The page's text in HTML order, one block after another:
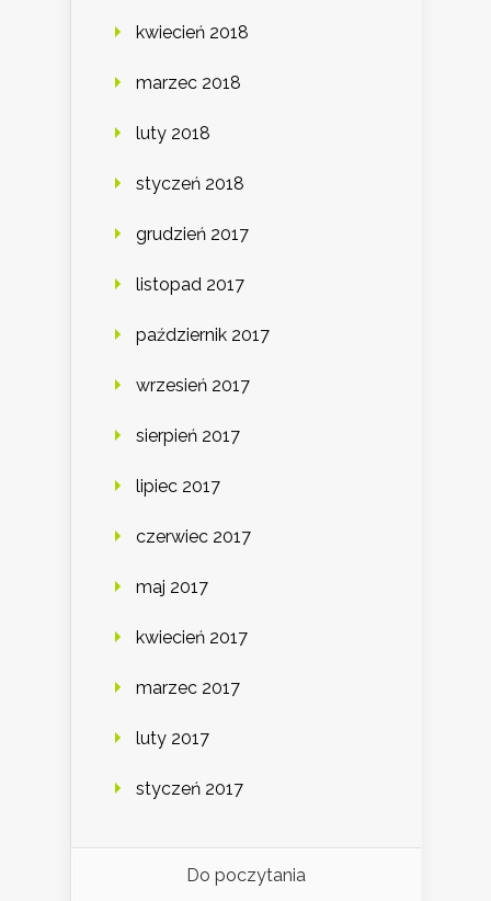
kwiecień 2018
marzec 2018
luty 2018
styczeń 2018
grudzień 2017
listopad 2017
październik 2017
wrzesień 2017
sierpień 2017
lipiec 2017
czerwiec 2017
maj 2017
kwiecień 2017
marzec 2017
luty 2017
styczeń 2017
Do poczytania